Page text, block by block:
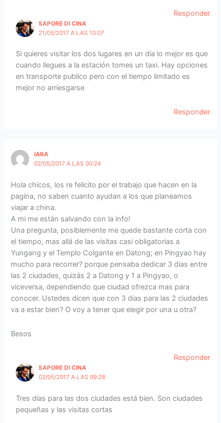
Responder
SAPORE DI CINA
21/05/2017 A LAS 10:07
Si quieres visitar los dos lugares en un día lo mejor es que
cuando llegues a la estación tomes un taxi. Hay opciones
en transporte publico pero con el tiempo limitado es
mejor no arriesgarse
Responder
IARA
02/05/2017 A LAS 00:24
Hola chicos, los re felicito por el trabajo que hacen en la
pagina, no saben cuanto ayudan a los que planeamos
viajar a china.
A mi me están salvando con la info!
Una pregunta, posiblemente me quede bastante corta con
el tiempo, mas allá de las visitas casi obligatorias a
Yungang y el Templo Colgante en Datong; en Pingyao hay
mucho para recorrer? porque pensaba dedicar 3 dias entre
las 2 ciudades, quizás 2 a Datong y 1 a Pingyao, o
viceversa, dependiendo que ciudad ofrezca mas para
conocer. Ustedes dicen que con 3 dias para las 2 ciudades
va a estar bien? O voy a tener que elegir por una u otra?
Besos
Responder
SAPORE DI CINA
02/05/2017 A LAS 09:28
Tres días para las dos ciudades está bien. Son ciudades
pequeñas y las visitas cortas